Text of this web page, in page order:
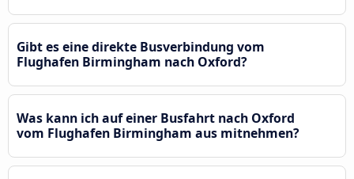
Gibt es eine direkte Busverbindung vom
Flughafen Birmingham nach Oxford?
Was kann ich auf einer Busfahrt nach Oxford
vom Flughafen Birmingham aus mitnehmen?